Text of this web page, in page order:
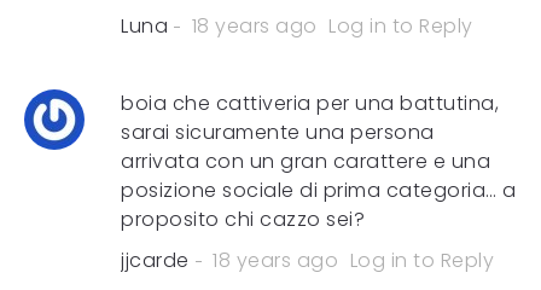
Luna
18 years ago Log in to Reply
boia che cattiveria per una battutina,
sarai sicuramente una persona
arrivata con un gran carattere e una
posizione sociale di prima categoria… a
proposito chi cazzo sei?
jjcarde
18 years ago Log in to Reply